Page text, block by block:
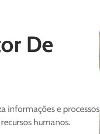
De
informações e processos
humanos.